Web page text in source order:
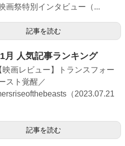
画祭特別インタビュー（...
記事を読む
月 人気記事ランキング
映画レビュー】トランスフォー
スト覚醒／
（2023.07.21
記事を読む